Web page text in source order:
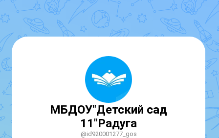
МБДОУ"Детский сад
11"Радуга
@id920001277_gos